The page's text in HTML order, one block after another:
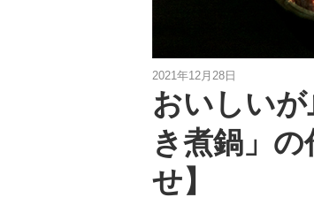
2021年12月28日
おいしい
き煮鍋」
せ】